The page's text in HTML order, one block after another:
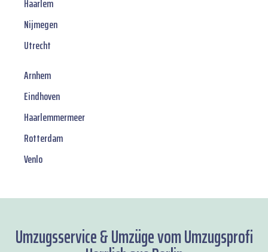
Haarlem
Nijmegen
Utrecht
Arnhem
Eindhoven
Haarlemmermeer
Rotterdam
Venlo
Umzugsservice & Umzüge vom Umzugsprofi